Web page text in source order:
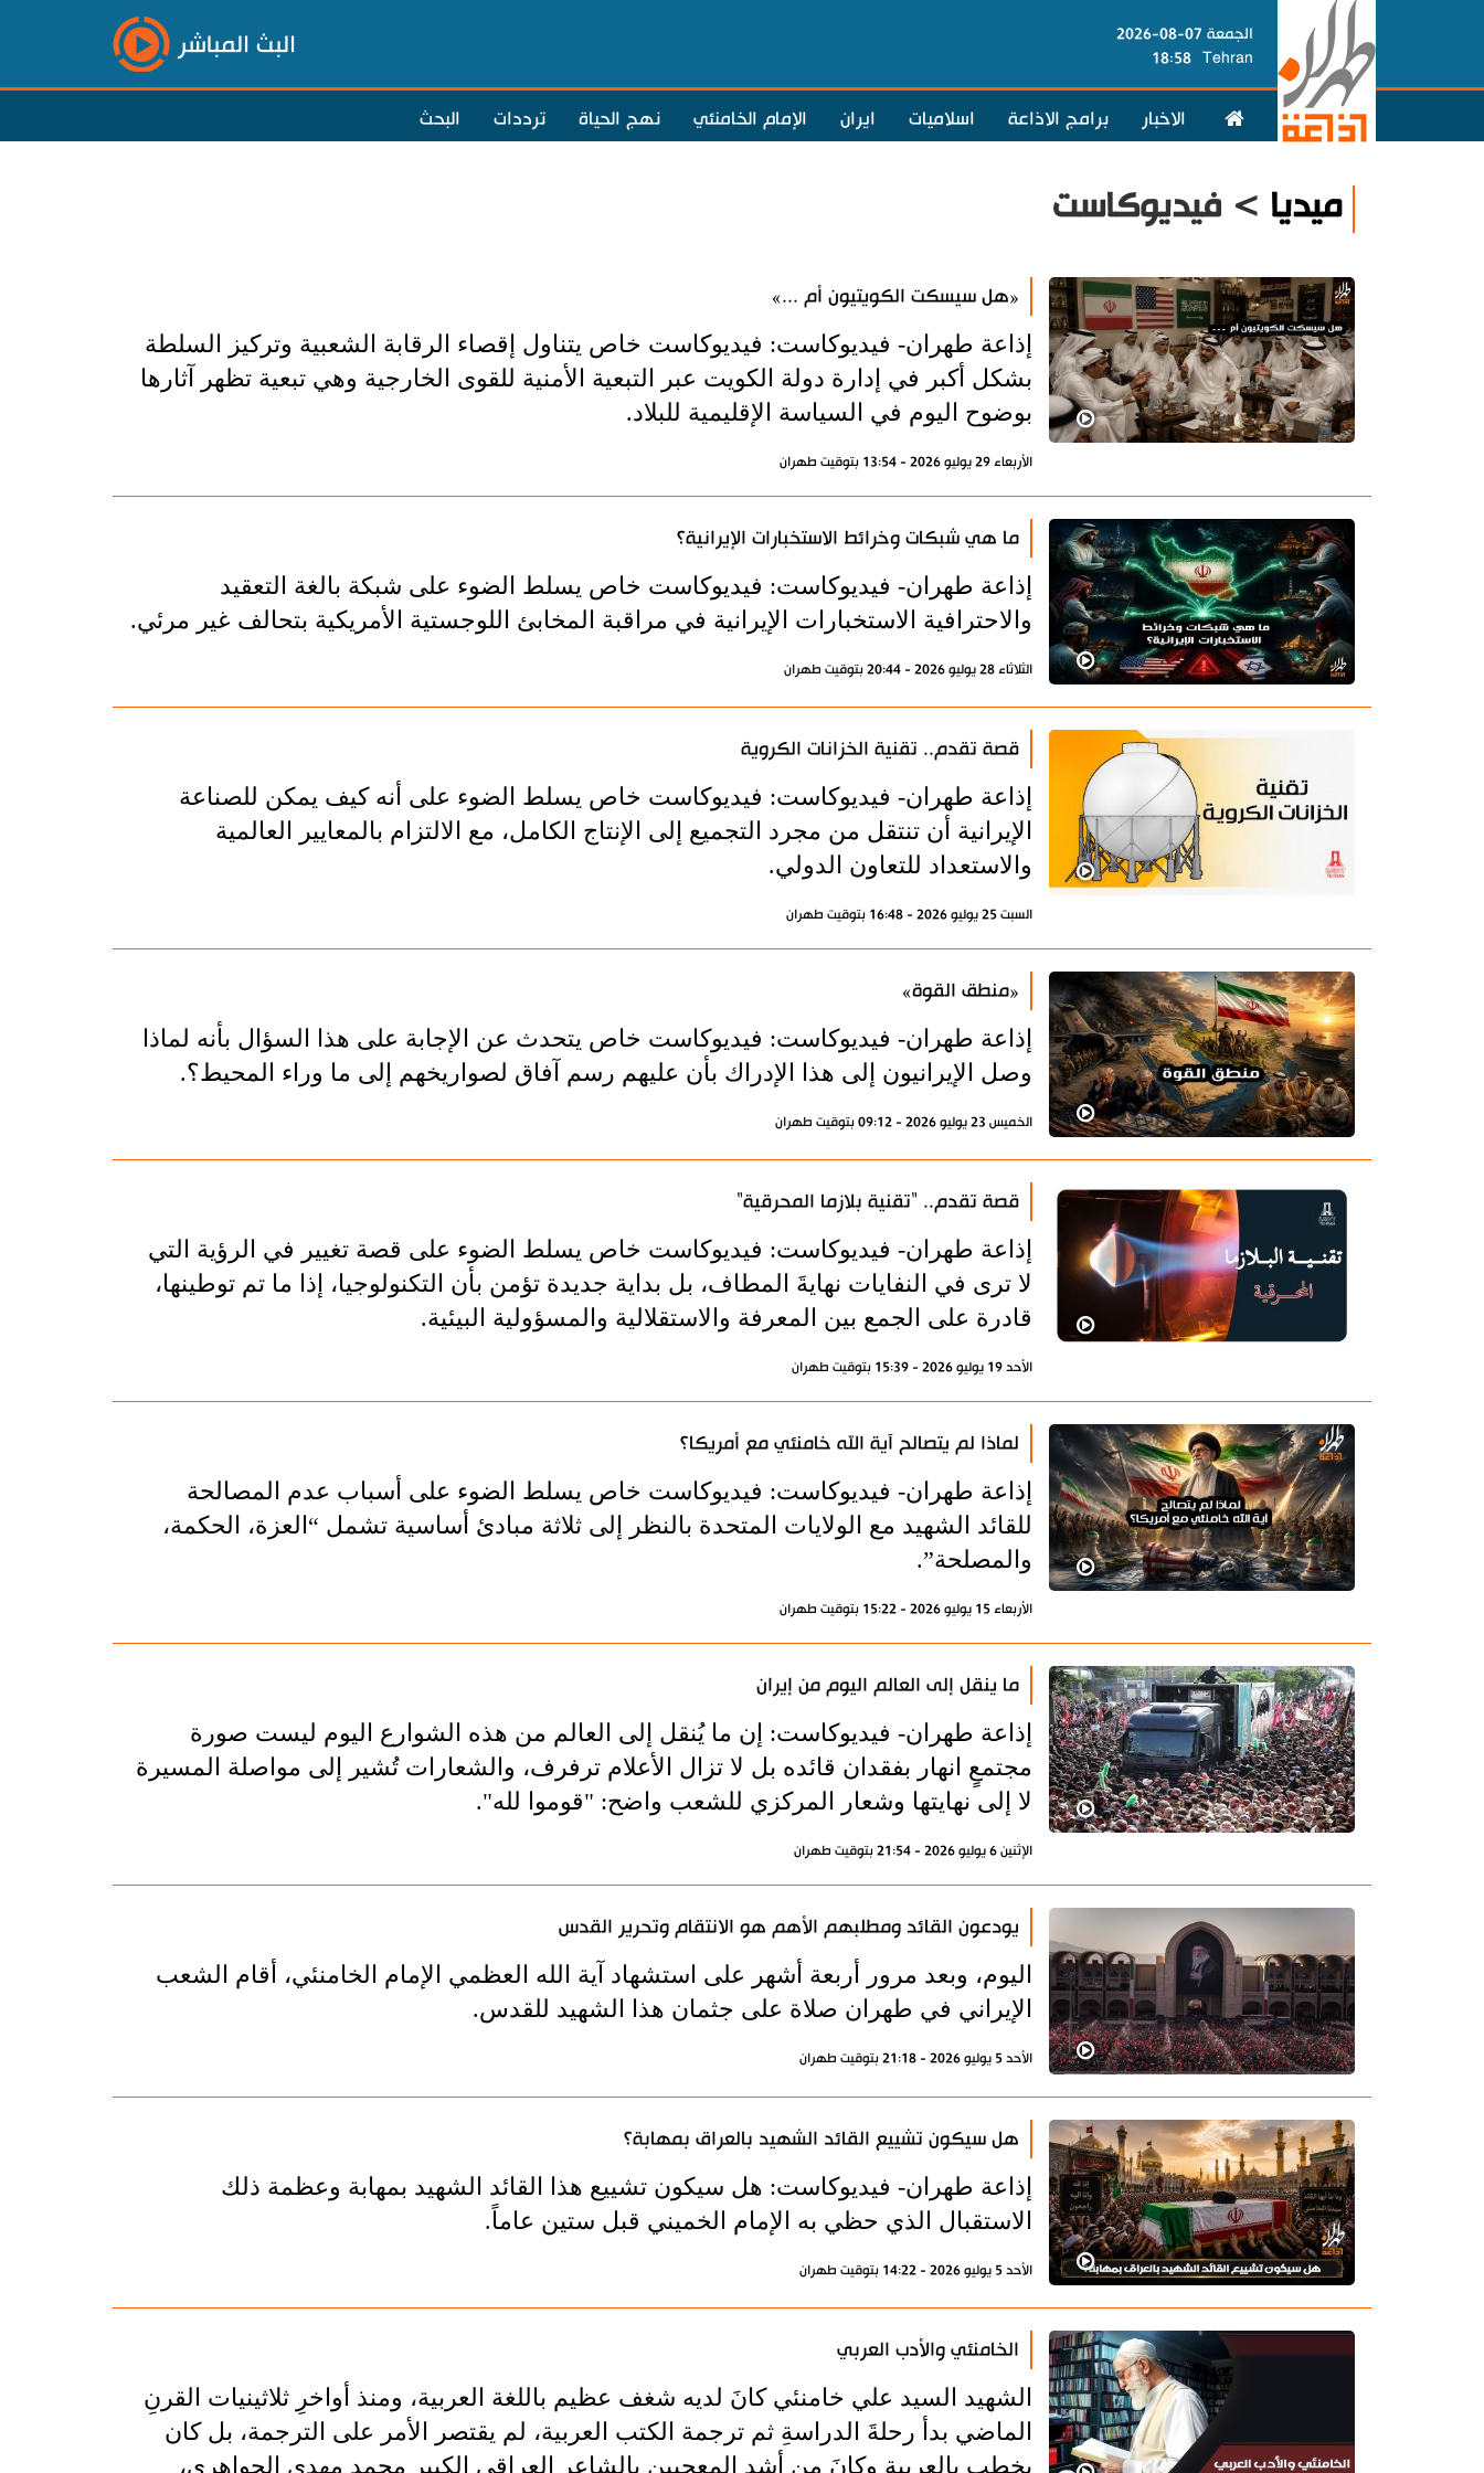
الجمعة 07-08-2026
Tehran
18:58 البث المباشر
الاخبار برامج الاذاعة اسلاميات ايران الإمام الخامنئي نهج الحياة ترددات البحث
ميديا > فيديوكاست
«هل سيسكت الكويتيون أم ...»
إذاعة طهران- فيديوكاست: فيديوكاست خاص يتناول إقصاء الرقابة الشعبية وتركيز السلطة
بشكل أكبر في إدارة دولة الكويت عبر التبعية الأمنية للقوى الخارجية وهي تبعية تظهر آثارها
بوضوح اليوم في السياسة الإقليمية للبلاد.
الأربعاء 29 يوليو 2026 - 13:54 بتوقيت طهران
ما هي شبكات وخرائط الاستخبارات الإيرانية؟
إذاعة طهران- فيديوكاست: فيديوكاست خاص يسلط الضوء على شبكة بالغة التعقيد
والاحترافية الاستخبارات الإيرانية في مراقبة المخابئ اللوجستية الأمريكية بتحالف غير مرئي.
الثلاثاء 28 يوليو 2026 - 20:44 بتوقيت طهران
قصة تقدم.. تقنية الخزانات الكروية
إذاعة طهران- فيديوكاست: فيديوكاست خاص يسلط الضوء على أنه كيف يمكن للصناعة
الإيرانية أن تنتقل من مجرد التجميع إلى الإنتاج الكامل، مع الالتزام بالمعايير العالمية
والاستعداد للتعاون الدولي.
السبت 25 يوليو 2026 - 16:48 بتوقيت طهران
«منطق القوة»
إذاعة طهران- فيديوكاست: فيديوكاست خاص يتحدث عن الإجابة على هذا السؤال بأنه لماذا
وصل الإيرانيون إلى هذا الإدراك بأن عليهم رسم آفاق لصواريخهم إلى ما وراء المحيط؟.
الخميس 23 يوليو 2026 - 09:12 بتوقيت طهران
قصة تقدم.. "تقنية بلازما المحرقية"
إذاعة طهران- فيديوكاست: فيديوكاست خاص يسلط الضوء على قصة تغيير في الرؤية التي
لا ترى في النفايات نهايةَ المطاف، بل بداية جديدة تؤمن بأن التكنولوجيا، إذا ما تم توطينها،
قادرة على الجمع بين المعرفة والاستقلالية والمسؤولية البيئية.
الأحد 19 يوليو 2026 - 15:39 بتوقيت طهران
لماذا لم يتصالح آية الله خامنئي مع أمريكا؟
إذاعة طهران- فيديوكاست: فيديوكاست خاص يسلط الضوء على أسباب عدم المصالحة
للقائد الشهيد مع الولايات المتحدة بالنظر إلى ثلاثة مبادئ أساسية تشمل “العزة، الحكمة،
والمصلحة”.
الأربعاء 15 يوليو 2026 - 15:22 بتوقيت طهران
ما ينقل إلى العالم اليوم من إيران
إذاعة طهران- فيديوكاست: إن ما يُنقل إلى العالم من هذه الشوارع اليوم ليست صورة
مجتمعٍ انهار بفقدان قائده بل لا تزال الأعلام ترفرف، والشعارات تُشير إلى مواصلة المسيرة
لا إلى نهايتها وشعار المركزي للشعب واضح: "قوموا لله".
الإثنين 6 يوليو 2026 - 21:54 بتوقيت طهران
يودعون القائد ومطلبهم الأهم هو الانتقام وتحرير القدس
اليوم، وبعد مرور أربعة أشهر على استشهاد آية الله العظمي الإمام الخامنئي، أقام الشعب
الإيراني في طهران صلاة على جثمان هذا الشهيد للقدس.
الأحد 5 يوليو 2026 - 21:18 بتوقيت طهران
هل سيكون تشييع القائد الشهيد بالعراق بمهابة؟
إذاعة طهران- فيديوكاست: هل سيكون تشييع هذا القائد الشهيد بمهابة وعظمة ذلك
الاستقبال الذي حظي به الإمام الخميني قبل ستين عاماً.
الأحد 5 يوليو 2026 - 14:22 بتوقيت طهران
الخامنئي والأدب العربي
الشهيد السيد علي خامنئي كانَ لديه شغف عظيم باللغة العربية، ومنذ أواخرِ ثلاثينيات القرنِ
الماضي بدأ رحلةَ الدراسةِ ثم ترجمة الكتب العربية، لم يقتصر الأمر على الترجمة، بل كان
يخطب بالعربية وكانَ من أشد المعجبين بالشاعر العراقي الكبير محمد مهدي الجواهري،